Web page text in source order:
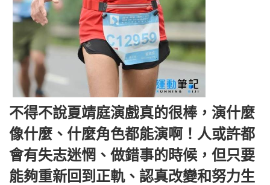
不得不說夏靖庭演戲真的很棒，演什麼
像什麼、什麼角色都能演啊！人或許都
會有失志迷惘、做錯事的時候，但只要
能夠重新回到正軌、認真改變和努力生